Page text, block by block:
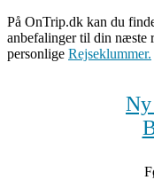
På OnTrip.dk kan du
anbefalinger til din næste
personlige Rejseklummer.